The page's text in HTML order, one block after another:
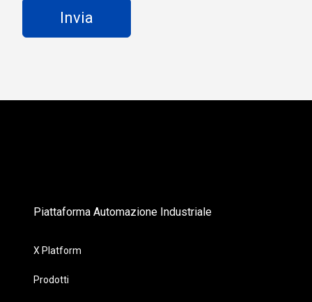
Piattaforma Automazione Industriale
X Platform
Prodotti